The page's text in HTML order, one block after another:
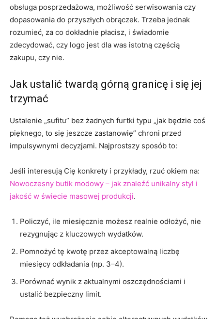
obsługa posprzedażowa, możliwość serwisowania czy
dopasowania do przyszłych obrączek. Trzeba jednak
rozumieć, za co dokładnie płacisz, i świadomie
zdecydować, czy logo jest dla was istotną częścią
zakupu, czy nie.
Jak ustalić twardą górną granicę i się jej
trzymać
Ustalenie „sufitu” bez żadnych furtki typu „jak będzie coś
pięknego, to się jeszcze zastanowię” chroni przed
impulsywnymi decyzjami. Najprostszy sposób to:
Jeśli interesują Cię konkrety i przykłady, rzuć okiem na:
Nowoczesny butik modowy – jak znaleźć unikalny styl i
jakość w świecie masowej produkcji.
Policzyć, ile miesięcznie możesz realnie odłożyć, nie
rezygnując z kluczowych wydatków.
Pomnożyć tę kwotę przez akceptowalną liczbę
miesięcy odkładania (np. 3–4).
Porównać wynik z aktualnymi oszczędnościami i
ustalić bezpieczny limit.